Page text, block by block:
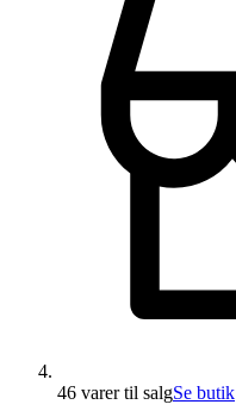
46 varertil salgSe butik